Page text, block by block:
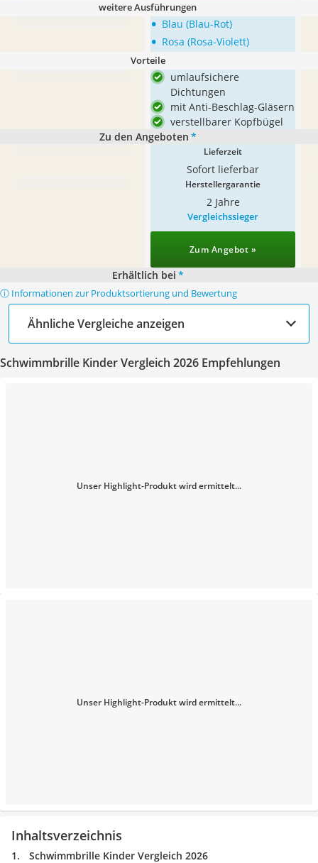
weitere Ausführungen
• Blau (Blau-Rot)
• Rosa (Rosa-Violett)
Vorteile
umlaufsichere
Dichtungen
mit Anti-Beschlag-Gläsern
verstellbarer Kopfbügel
Zu den Angeboten *
Lieferzeit
Sofort lieferbar
Herstellergarantie
2 Jahre
Vergleichssieger
Zum Angebot »
Erhältlich bei *
ⓘ Informationen zur Produktsortierung und Bewertung
Ähnliche Vergleiche anzeigen
Schwimmbrille Kinder Vergleich 2026 Empfehlungen
Unser Highlight-Produkt wird ermittelt...
Unser Highlight-Produkt wird ermittelt...
Inhaltsverzeichnis
Schwimmbrille Kinder Vergleich 2026